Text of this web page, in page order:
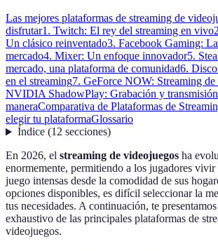
Las mejores plataformas de streaming de
disfrutar1. Twitch: El rey del streaming en vivo
Un clásico reinventado3. Facebook Gaming:
mercado4. Mixer: Un enfoque innovador5.
mercado, una plataforma de comunidad6.
en el streaming7. GeForce NOW: Streaming de
NVIDIA ShadowPlay: Grabación y
maneraComparativa de Plataformas de
elegir tu plataformaGlossario
Índice(12 secciones)
En 2026, el streaming de videojuegos ha
enormemente, permitiendo a los jugadores vivir
juego intensas desde la comodidad de sus
opciones disponibles, es difícil seleccionar la
tus necesidades. A continuación, te
exhaustivo de las principales plataformas de
videojuegos.